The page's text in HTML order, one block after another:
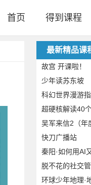
首页 得到课程
最新精品课
故宫 开课啦！
少年读苏东坡
科幻世界漫游
超硬核解读40
吴军来信2（年
快刀广播站
秦阳·如何用AI
脱不花的社交
环球少年地理·